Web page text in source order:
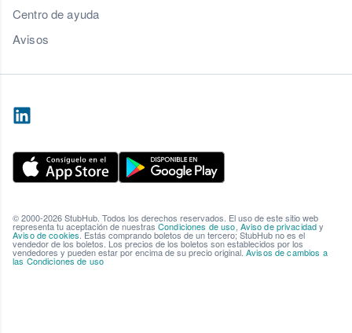
Centro de ayuda
Avisos
© 2000-2026 StubHub. Todos los derechos reservados. El uso de este sitio web
representa tu aceptación de nuestras Condiciones de uso Aviso de privacidady
Aviso de cookies. Estás comprando boletos de un tercero; StubHub no es el
vendedor de los boletos. Los precios de los boletos son establecidos por los
vendedores y pueden estar por encima de su precio original. Avisos de cambios a
las Condiciones de uso